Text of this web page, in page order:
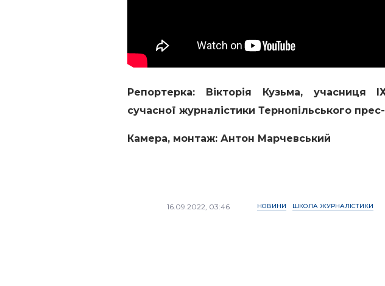
Репортерка: Вікторія Кузьма, учасниця
сучасної журналістики Тернопільського
Камера, монтаж: Антон Марчевський
16.09.2022, 03:46 НОВИНИ ШКОЛА ЖУРНАЛІСТИКИ